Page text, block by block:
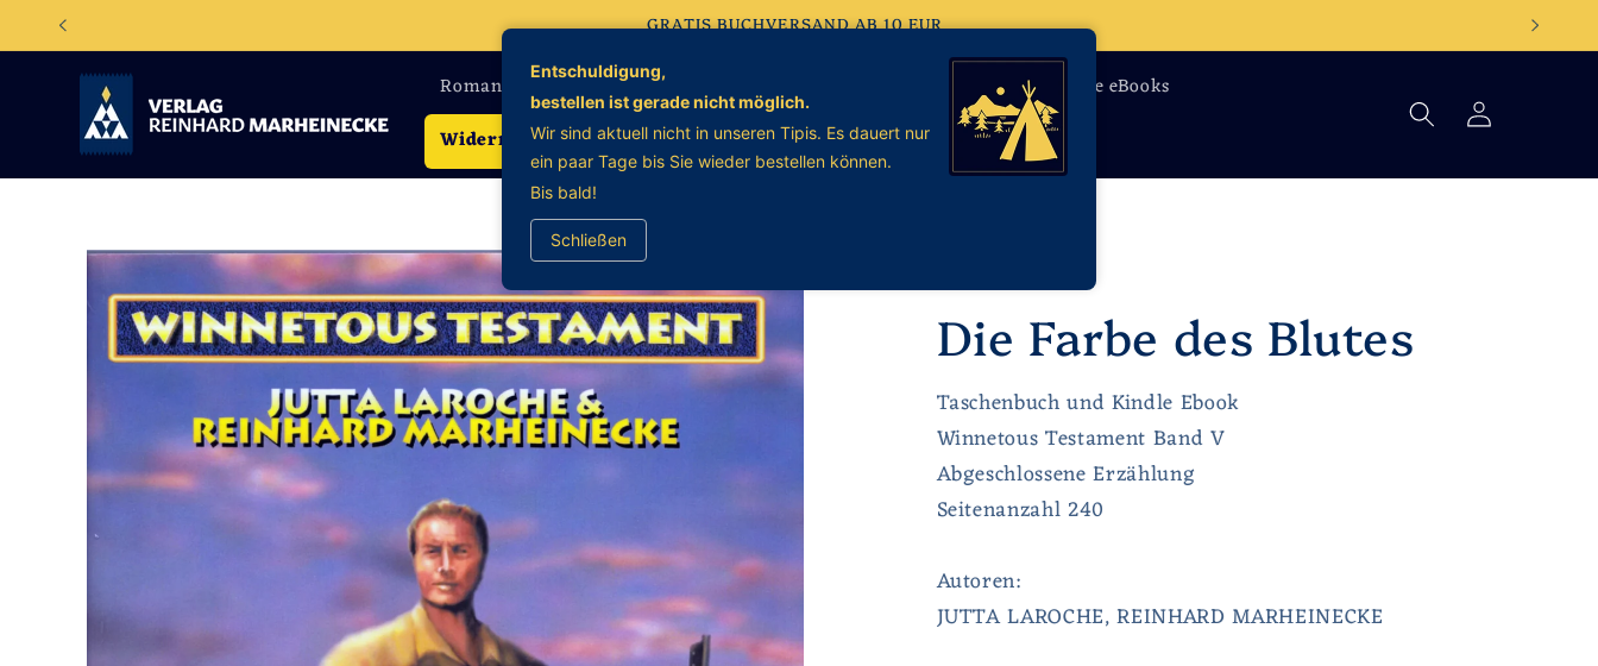
zum
Inhalt
GRATIS BUCHVERSAND AB 10 EUR
Romane Sachbücher Biographien English Books 🇬🇧
Kindle eBooks
Widerruf erklären
Einloggen
Produktinformationen
springen Die Farbe des Blutes
Taschenbuch und Kindle Ebook
Winnetous Testament Band V
Abgeschlossene Erzählung
Seitenanzahl 240
Autoren:
JUTTA LAROCHE, REINHARD MARHEINECKE
Entschuldigung,
bestellen ist gerade nicht möglich.
Wir sind aktuell nicht in unseren Tipis. Es dauert nur
ein paar Tage bis Sie wieder bestellen können.
Bis bald!
Schließen